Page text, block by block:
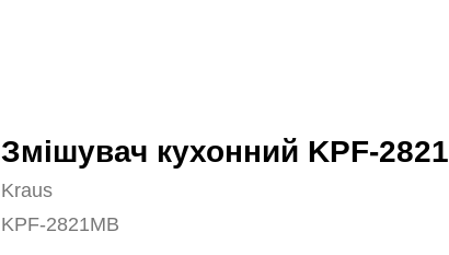
Змішувач кухонний KPF-2821
Kraus
KPF-2821MB